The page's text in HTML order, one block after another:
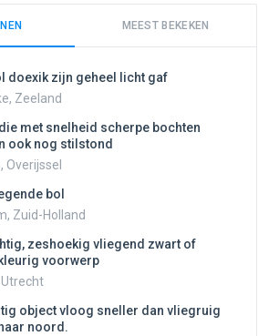
MEEST BEKEKEN
doexik zijn geheel licht gaf
Zeeland
met snelheid scherpe bochten
ook nog stilstond
Overijssel
bol
Zuid-Holland
zeshoekig vliegend zwart of
voorwerp
object vloog sneller dan vliegruig
noord.